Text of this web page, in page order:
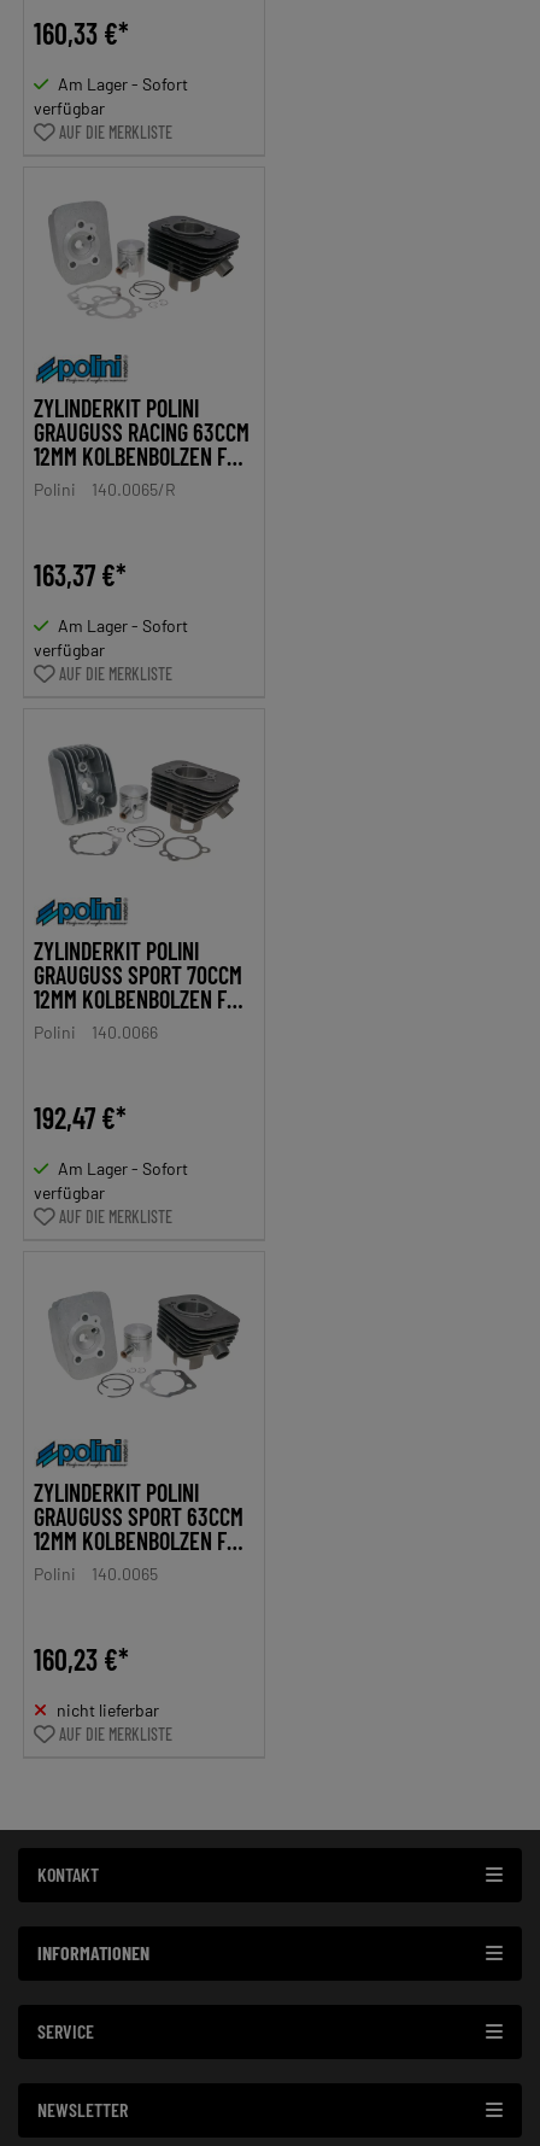
160,33 €*
Am Lager - Sofort
verfügbar
AUF DIE MERKLISTE
ZYLINDERKIT POLINI
GRAUGUSS RACING 63CCM
12MM KOLBENBOLZEN FÜR
PIAGGIO CIAO
Polini 140.0065/R
163,37 €*
Am Lager - Sofort
verfügbar
AUF DIE MERKLISTE
ZYLINDERKIT POLINI
GRAUGUSS SPORT 70CCM
12MM KOLBENBOLZEN FÜR
PIAGGIO CIAO
Polini 140.0066
192,47 €*
Am Lager - Sofort
verfügbar
AUF DIE MERKLISTE
ZYLINDERKIT POLINI
GRAUGUSS SPORT 63CCM
12MM KOLBENBOLZEN FÜR
PIAGGIO CIAO
Polini 140.0065
160,23 €*
nicht lieferbar
AUF DIE MERKLISTE
KONTAKT
INFORMATIONEN
SERVICE
NEWSLETTER